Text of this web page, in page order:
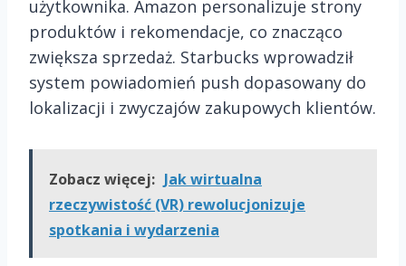
użytkownika. Amazon personalizuje strony
produktów i rekomendacje, co znacząco
zwiększa sprzedaż. Starbucks wprowadził
system powiadomień push dopasowany do
lokalizacji i zwyczajów zakupowych klientów.
Zobacz więcej: Jak wirtualna
rzeczywistość (VR) rewolucjonizuje
spotkania i wydarzenia